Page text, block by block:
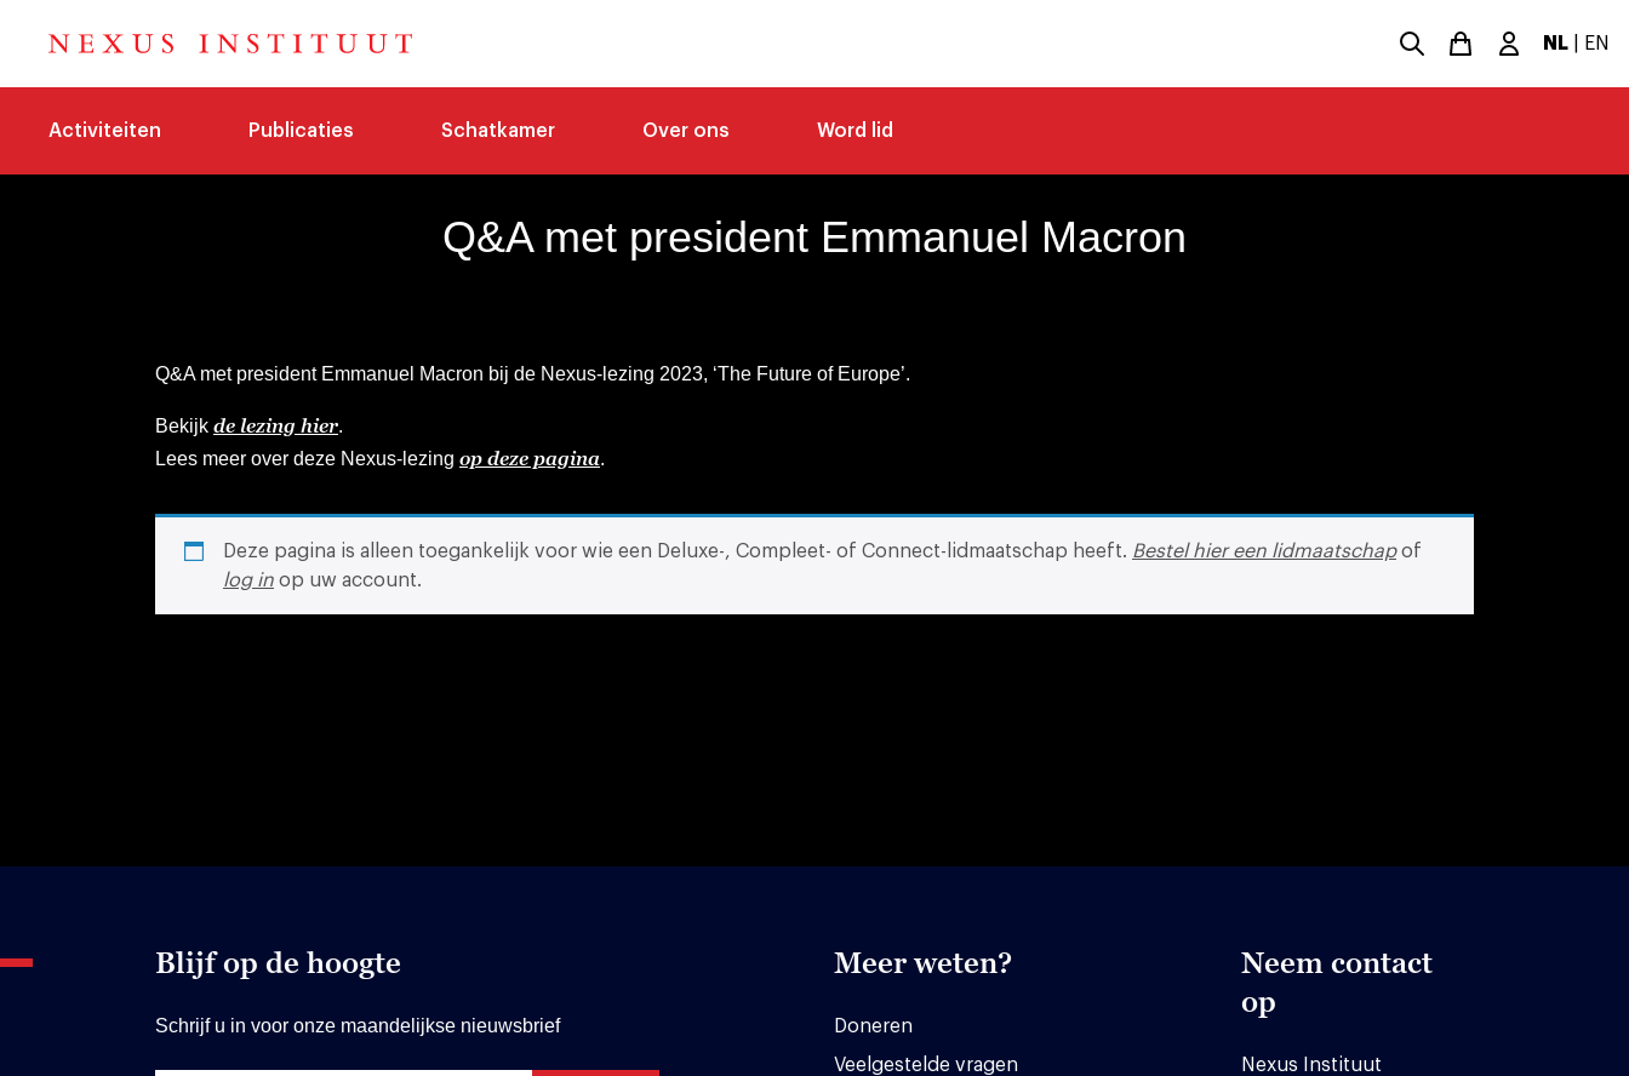
NL EN
Activiteiten Publicaties Schatkamer Over ons Word lid
Q&A met president Emmanuel Macron
Q&A met president Emmanuel Macron bij de Nexus-lezing 2023, ‘The Future of Europe’.
Bekijk de lezing hier.
Lees meer over deze Nexus-lezing op deze pagina.
Deze pagina is alleen toegankelijk voor wie een Deluxe-, Compleet- of Connect-lidmaatschap heeft. Bestel hier een lidmaatschapof
log in op uw account.
Blijf op de hoogte
Schrijf u in voor onze maandelijkse nieuwsbrief
Meer weten?
Doneren
Veelgestelde vragen
Neem contact
op
Nexus Instituut